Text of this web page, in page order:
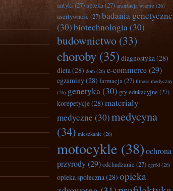
antyki(27)apteka(27) aranżacja wnętrz (26)
asertywność (27)badania genetyczne
(30)biotechnologia(30)
budownictwo (33)
choroby (35) diagnostyka(28)
dieta(28) dom (26) e-commerce(29)
egzaminy(28) farmacja(27) fitness medyczny
(26) genetyka(30) gry edukacyjne (27)
korepetycje(28) materiały
medyczne (30)medycyna
(34) mieszkanie (26)
motocykle (38)ochrona
przyrody(29)odchudzanie (27) ogród (26)
opieka społeczna(28) opieka